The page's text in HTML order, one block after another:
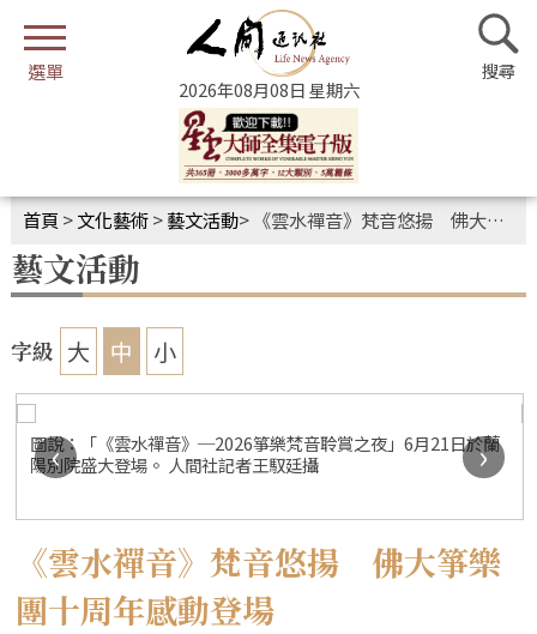
2026年08月08日 星期六
首頁 >文化藝術>藝文活動> 《雲水禪音》梵音悠揚 佛大箏樂團十周年感動登場
藝文活動
字級 大 中 小
圖說：「《雲水禪音》─2026箏樂梵音聆賞之夜」6月21日於蘭
陽別院盛大登場。 人間社記者王馭廷攝
‹ ›
《雲水禪音》梵音悠揚 佛大箏樂
團十周年感動登場